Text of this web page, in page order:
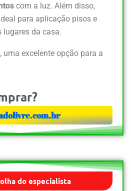
com a luz. Além disso,
para aplicação pisos e
lugares da casa.
uma excelente opção para a
do especialista